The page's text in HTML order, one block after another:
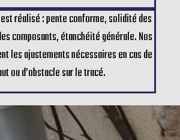
réalisé : pente conforme, solidité des
composants, étanchéité générale. Nos
les ajustements nécessaires en cas de
ou d’obstacle sur le tracé.